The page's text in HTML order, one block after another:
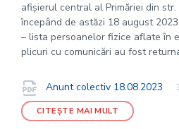
afișierul central al Primăriei din
începând de astăzi 18 august
– lista persoanelor fizice aflate în
plicuri cu comunicări au fost
Documente
Anunt colectiv 18.08.2023
CITEȘTE MAI MULT